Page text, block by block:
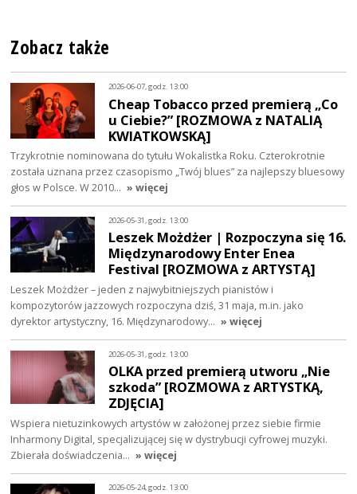
Zobacz także
2026-06-07, godz. 13:00
Cheap Tobacco przed premierą „Co
u Ciebie?” [ROZMOWA z NATALIĄ
KWIATKOWSKĄ]
Trzykrotnie nominowana do tytułu Wokalistka Roku. Czterokrotnie
została uznana przez czasopismo „Twój blues” za najlepszy bluesowy
głos w Polsce. W 2010… » więcej
2026-05-31, godz. 13:00
Leszek Możdżer | Rozpoczyna się 16.
Międzynarodowy Enter Enea
Festival [ROZMOWA z ARTYSTĄ]
Leszek Możdżer – jeden z najwybitniejszych pianistów i
kompozytorów jazzowych rozpoczyna dziś, 31 maja, m.in. jako
dyrektor artystyczny, 16. Międzynarodowy… » więcej
2026-05-31, godz. 13:00
OLKA przed premierą utworu „Nie
szkoda” [ROZMOWA z ARTYSTKĄ,
ZDJĘCIA]
Wspiera nietuzinkowych artystów w założonej przez siebie firmie
Inharmony Digital, specjalizującej się w dystrybucji cyfrowej muzyki.
Zbierała doświadczenia… » więcej
2026-05-24, godz. 13:00